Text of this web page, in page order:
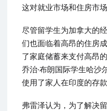
这对就业市场和住房市
尽管留学生为加拿大的
们也面临着高昂的住房
了家庭储蓄来支付高昂
乔治·布朗国际学生哈沙
使用了家人在印度的存
弗雷泽认为，为了解决